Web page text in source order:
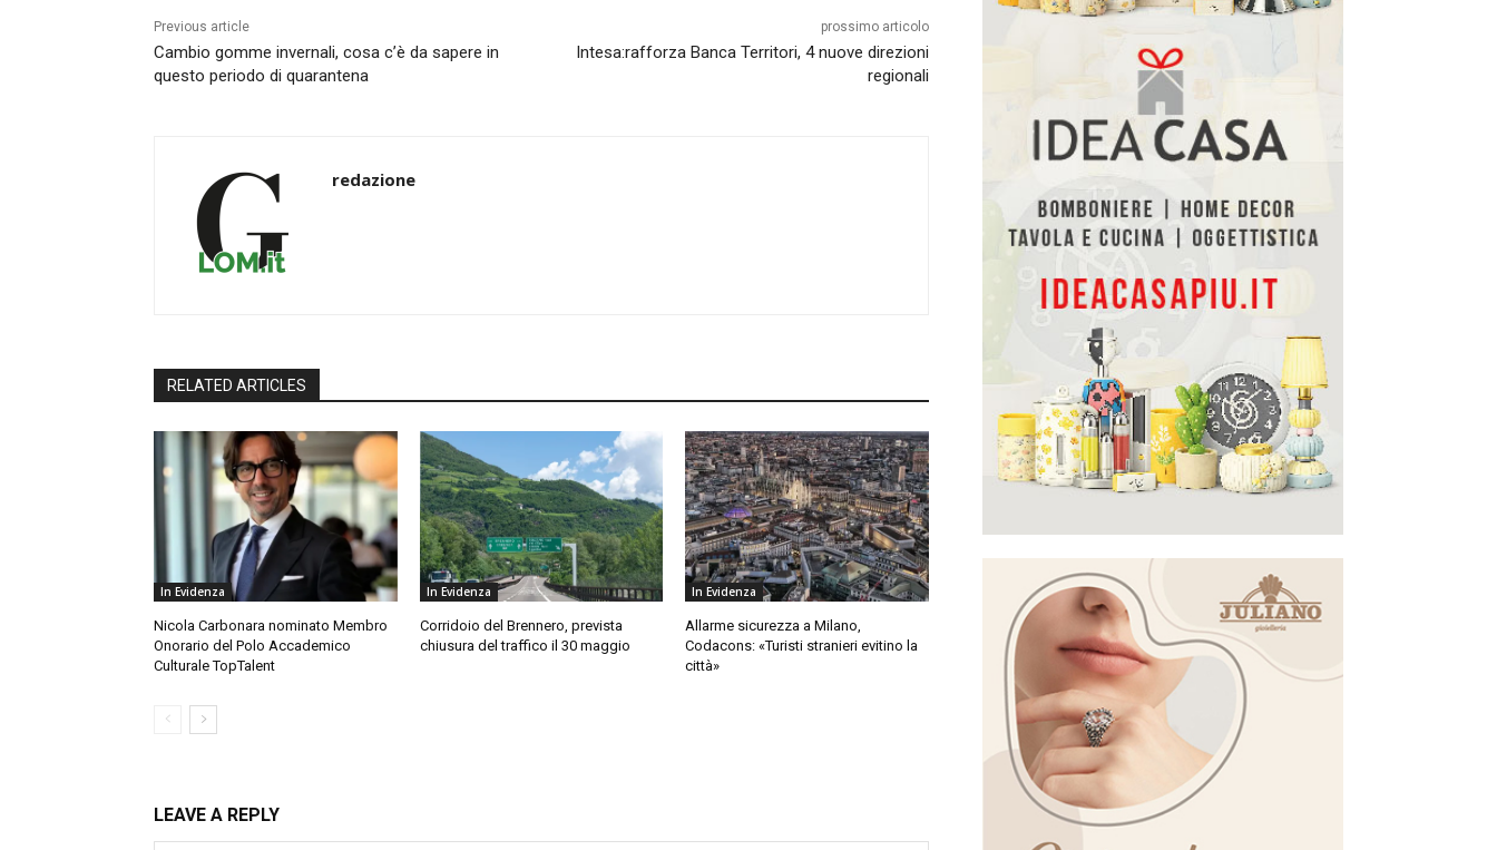
Previous article
Cambio gomme invernali, cosa c’è da sapere in
questo periodo di quarantena
prossimo articolo
Intesa:rafforza Banca Territori, 4 nuove direzioni
regionali
redazione
RELATED ARTICLES
In Evidenza
Nicola Carbonara nominato Membro
Onorario del Polo Accademico
Culturale TopTalent
In Evidenza
Corridoio del Brennero, prevista
chiusura del traffico il 30 maggio
In Evidenza
Allarme sicurezza a Milano,
Codacons: «Turisti stranieri evitino la
città»
LEAVE A REPLY